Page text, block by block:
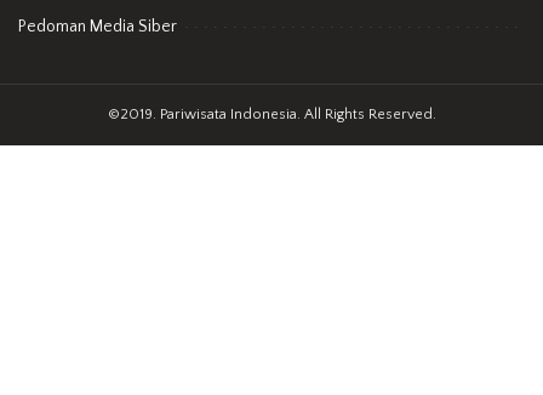
Pedoman Media Siber
©2019. Pariwisata Indonesia. All Rights Reserved.